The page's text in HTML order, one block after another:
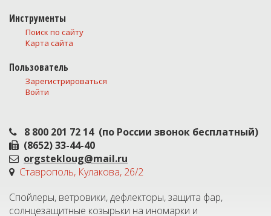
Инструменты
Поиск по сайту
Карта сайта
Пользователь
Зарегистрироваться
Войти
8 800 201 72 14 (по России звонок бесплатный)
(8652) 33-44-40
orgstekloug@mail.ru
Ставрополь, Кулакова, 26/2
Спойлеры, ветровики, дефлекторы, защита фар,
солнцезащитные козырьки на иномарки и